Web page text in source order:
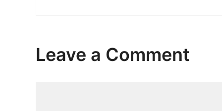
Leave a Comment